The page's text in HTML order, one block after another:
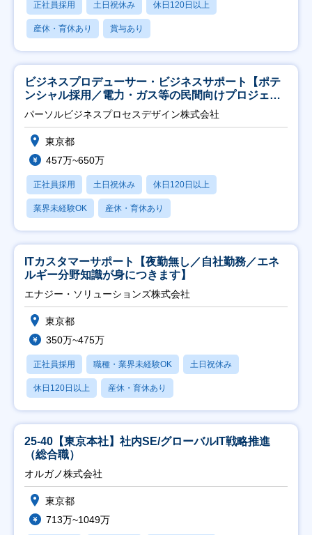
正社員採用 土日祝休み 休日120日以上
産休・育休あり 賞与あり
ビジネスプロデューサー・ビジネスサポート【ポテ
ンシャル採用／電力・ガス等の民間向けプロジェク
ト推進】
パーソルビジネスプロセスデザイン株式会社
東京都
457万~650万
正社員採用 土日祝休み 休日120日以上
業界未経験OK 産休・育休あり
ITカスタマーサポート【夜勤無し／自社勤務／エネ
ルギー分野知識が身につきます】
エナジー・ソリューションズ株式会社
東京都
350万~475万
正社員採用 職種・業界未経験OK 土日祝休み
休日120日以上 産休・育休あり
25-40【東京本社】社内SE/グローバルIT戦略推進
（総合職）
オルガノ株式会社
東京都
713万~1049万